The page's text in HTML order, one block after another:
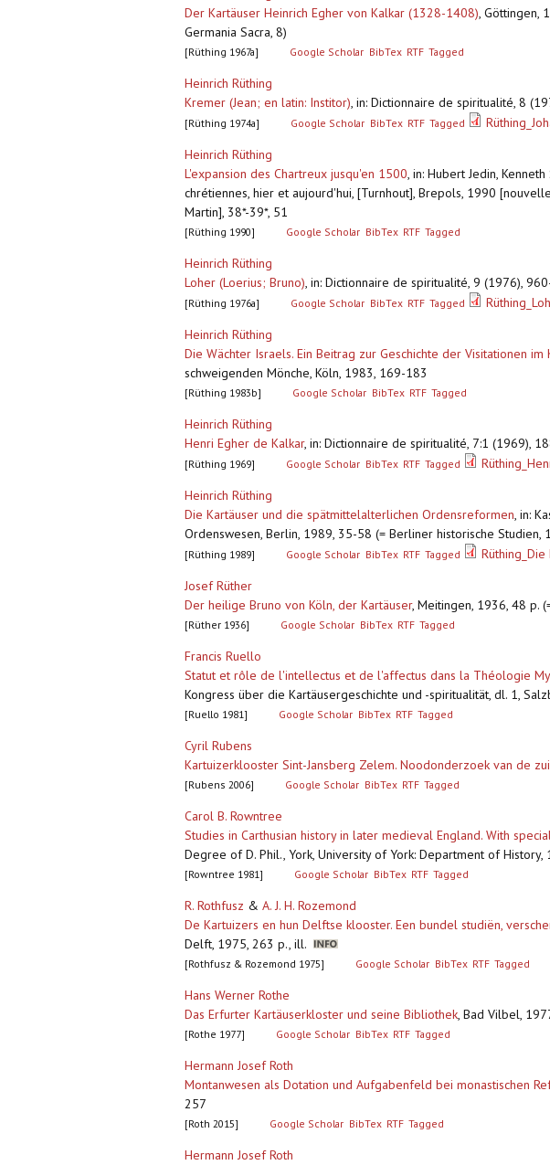
Der Kartäuser Heinrich Egher von Kalkar (1328-1408), Göttingen,
Germania Sacra, 8)
[Rüthing 1967a] Google Scholar BibTex RTF Tagged
Heinrich Rüthing
Kremer (Jean; en latin: Institor), in: Dictionnaire de spiritualité, 8
[Rüthing 1974a] Google Scholar BibTex RTF Tagged
Heinrich Rüthing
L'expansion des Chartreux jusqu'en 1500, in: Hubert Jedin,
chrétiennes, hier et aujourd'hui, [Turnhout], Brepols, 1990
Martin], 38*-39*, 51
[Rüthing 1990] Google Scholar BibTex RTF Tagged
Heinrich Rüthing
Loher (Loerius; Bruno), in: Dictionnaire de spiritualité, 9 (1976),
[Rüthing 1976a] Google Scholar BibTex RTF Tagged
Heinrich Rüthing
Die Wächter Israels. Ein Beitrag zur Geschichte der Visitationen im
schweigenden Mönche, Köln, 1983, 169-183
[Rüthing 1983b] Google Scholar BibTex RTF Tagged
Heinrich Rüthing
Henri Egher de Kalkar, in: Dictionnaire de spiritualité, 7:1 (1969),
[Rüthing 1969] Google Scholar BibTex RTF Tagged
Heinrich Rüthing
Die Kartäuser und die spätmittelalterlichen Ordensreformen, in:
Ordenswesen, Berlin, 1989, 35-58 (= Berliner historische Studien,
[Rüthing 1989] Google Scholar BibTex RTF Tagged
Josef Rüther
Der heilige Bruno von Köln, der Kartäuser, Meitingen, 1936, 48 p.
[Rüther 1936] Google Scholar BibTex RTF Tagged
Francis Ruello
Statut et rôle de l'intellectus et de l'affectus dans la Théologie
Kongress über die Kartäusergeschichte und -spiritualität, dl. 1,
[Ruello 1981] Google Scholar BibTex RTF Tagged
Cyril Rubens
Kartuizerklooster Sint-Jansberg Zelem. Noodonderzoek van de
[Rubens 2006] Google Scholar BibTex RTF Tagged
Carol B. Rowntree
Studies in Carthusian history in later medieval England. With
Degree of D. Phil., York, University of York: Department of History,
[Rowntree 1981] Google Scholar BibTex RTF Tagged
R. Rothfusz & A. J. H. Rozemond
De Kartuizers en hun Delftse klooster. Een bundel studiën,
Delft, 1975, 263 p., ill.
[Rothfusz & Rozemond 1975] Google Scholar BibTex RTF Tagged
Hans Werner Rothe
Das Erfurter Kartäuserkloster und seine Bibliothek, Bad Vilbel,
[Rothe 1977] Google Scholar BibTex RTF Tagged
Hermann Josef Roth
Montanwesen als Dotation und Aufgabenfeld bei monastischen
257
[Roth 2015] Google Scholar BibTex RTF Tagged
Hermann Josef Roth